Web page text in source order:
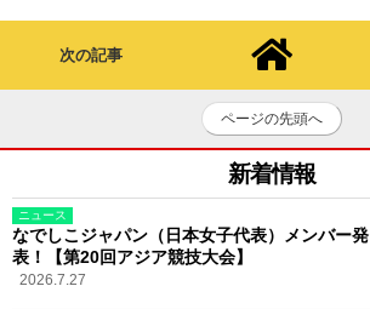
次の記事
ページの先頭へ
新着情報
ニュース
なでしこジャパン（日本女子代表）メンバー発
表！【第20回アジア競技大会】
2026.7.27